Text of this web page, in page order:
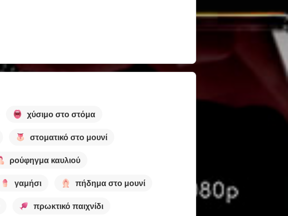
χύσιμο στο στόμα
στοματικό στο μουνί
ρούφηγμα καυλιού
γαμήσι πήδημα στο μουνί
πρωκτικό παιχνίδι